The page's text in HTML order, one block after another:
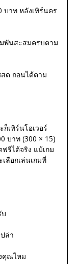
บาท หลังเทิร์นคร
พันสะสมครบตาม
สด ถอนได้ตาม
เทิร์นโอเวอร์
บาท (300 × 15)
รีได้จริง แม้เกม
ลือกเล่นเกมที่
ล่า
คุณไหม